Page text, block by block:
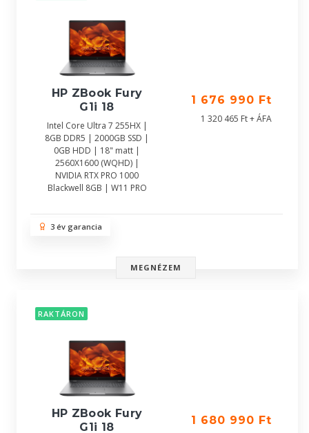
HP ZBook Fury
G1i 18
Intel Core Ultra 7 255HX |
8GB DDR5 | 2000GB SSD |
0GB HDD | 18" matt |
2560X1600 (WQHD) |
NVIDIA RTX PRO 1000
Blackwell 8GB | W11 PRO
1 676 990 Ft
1 320 465 Ft + ÁFA
3 év garancia
MEGNÉZEM
RAKTÁRON
HP ZBook Fury
G1i 18
1 680 990 Ft